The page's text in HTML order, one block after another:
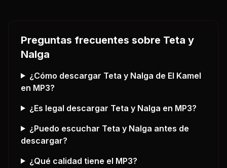
Preguntas frecuentes sobre Teta y
Nalga
¿Cómo descargar Teta y Nalga de El Kamel
en MP3?
¿Es legal descargar Teta y Nalga en MP3?
¿Puedo escuchar Teta y Nalga antes de
descargar?
¿Qué calidad tiene el MP3?